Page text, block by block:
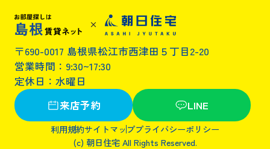
〒690-0017 島根県松江市西津田５丁目2-20
営業時間：9:30~17:30
定休日：水曜日
来店予約
LINE
利用規約サイトマッププライバシーポリシー
(c) 朝日住宅 All Rights Reserved.